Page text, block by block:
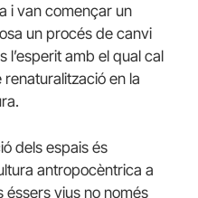
i van començar un
un procés de canvi
l’esperit amb el qual cal
en la
dels espais és
antropocèntrica a
éssers vius no només